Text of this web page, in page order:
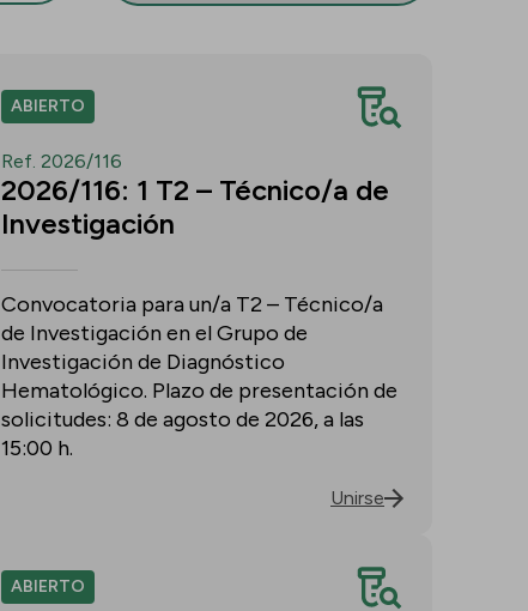
ABIERTO
Ref. 2026/116
2026/116: 1 T2 – Técnico/a de
Investigación
Convocatoria para un/a T2 – Técnico/a
de Investigación en el Grupo de
Investigación de Diagnóstico
Hematológico. Plazo de presentación de
solicitudes: 8 de agosto de 2026, a las
15:00 h.
Unirse
ABIERTO